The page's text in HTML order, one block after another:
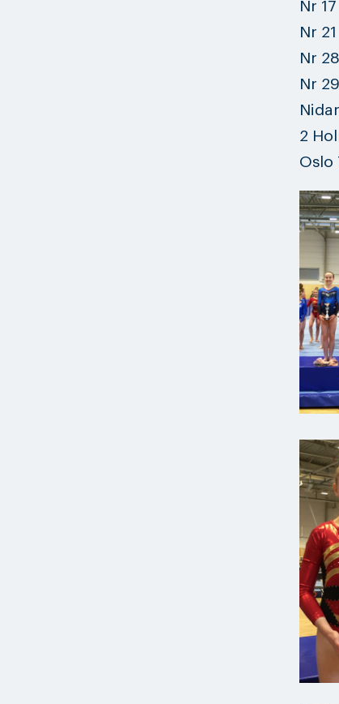
Nr
Nr
Nr
Nr
2
Oslo